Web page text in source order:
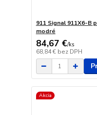
911 Signal 911X6-B
modré
84,67 €/ks
68,84 € bez DPH
Akcia